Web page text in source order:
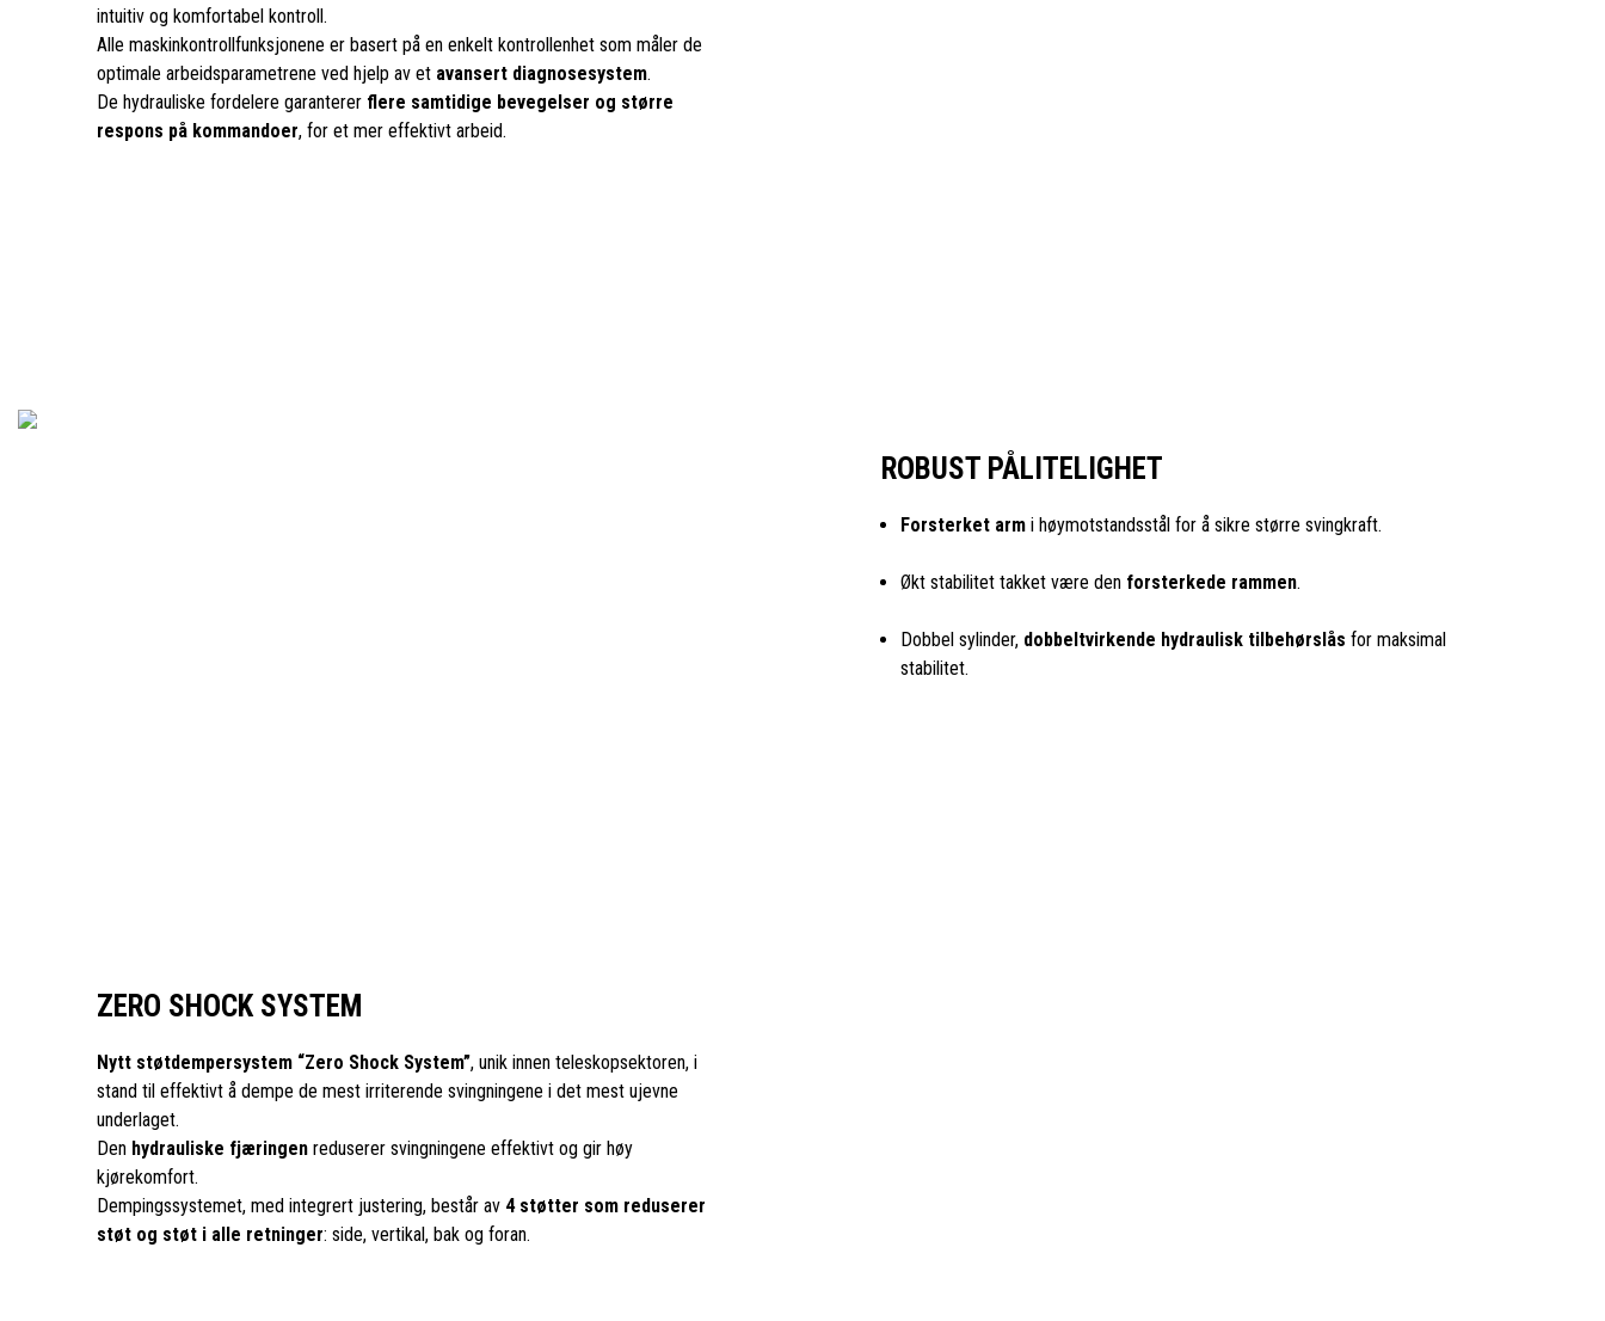
intuitiv og komfortabel kontroll.
Alle maskinkontrollfunksjonene er basert på en enkelt kontrollenhet som måler de
optimale arbeidsparametrene ved hjelp av et avansert diagnosesystem.
De hydrauliske fordelere garanterer flere samtidige bevegelser og større
respons på kommandoer, for et mer effektivt arbeid.
ROBUST PÅLITELIGHET
Forsterket armi høymotstandsstål for å sikre større svingkraft.
Økt stabilitet takket være den forsterkede rammen.
Dobbel sylinder, dobbeltvirkende hydraulisk tilbehørslås for maksimal
stabilitet.
ZERO SHOCK SYSTEM
Nytt støtdempersystem “Zero Shock System”, unik innen teleskopsektoren, i
stand til effektivt å dempe de mest irriterende svingningene i det mest ujevne
underlaget.
Den hydrauliske fjæringenreduserer svingningene effektivt og gir høy
kjørekomfort.
Dempingssystemet, med integrert justering, består av 4 støtter som reduserer
støt og støt i alle retninger: side, vertikal, bak og foran.